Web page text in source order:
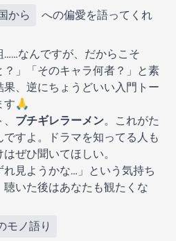
から
への偏愛を語ってくれ
……なんですが、だからこそ
？」「そのキャラ何者？」と素
、逆にちょうどいい入門トー
す🙏
ブチギレラーメン。これがた
すよ。ドラマを知ってる人も
ぜひ聞いてほしい。
見ようかな…」という気持ち
いた後はあなたも観たくな
モノ語り